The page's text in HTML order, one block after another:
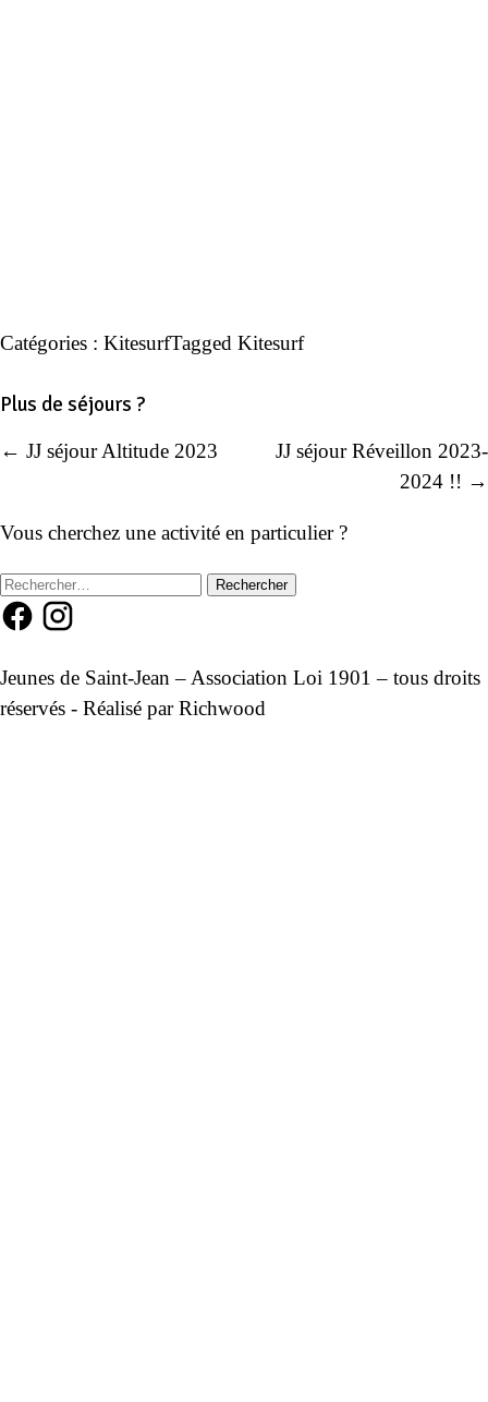
Catégories : KitesurfTagged Kitesurf
Plus de séjours ?
Navigation
l’article
← JJ séjour Altitude 2023
JJ séjour Réveillon 2023-
2024 !! →
Vous cherchez une activité en particulier ?
Rechercher :
Jeunes de Saint-Jean – Association Loi 1901 – tous droits
réservés - Réalisé parRichwood